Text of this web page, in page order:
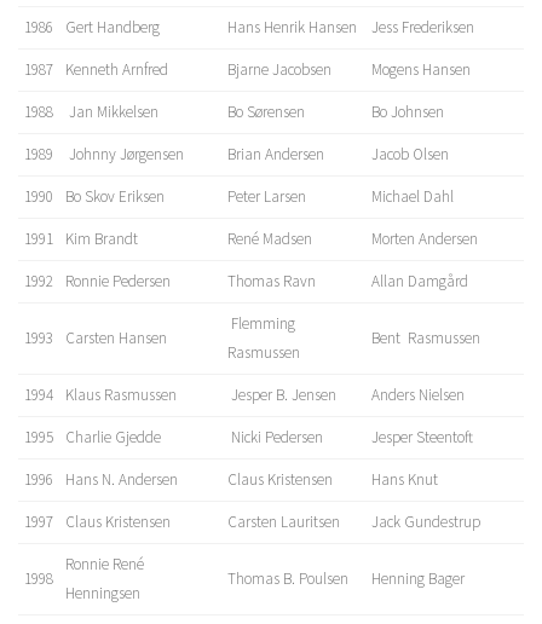
1986 Gert Handberg Hans Henrik Hansen Jess Frederiksen
1987 Kenneth Arnfred Bjarne Jacobsen Mogens Hansen
1988 Jan Mikkelsen Bo Sørensen Bo Johnsen
1989 Johnny Jørgensen Brian Andersen Jacob Olsen
1990 Bo Skov Eriksen Peter Larsen Michael Dahl
1991 Kim Brandt René Madsen Morten Andersen
1992 Ronnie Pedersen Thomas Ravn Allan Damgård
1993 Carsten Hansen
Flemming
Rasmussen
Bent Rasmussen
1994 Klaus Rasmussen Jesper B. Jensen Anders Nielsen
1995 Charlie Gjedde Nicki Pedersen Jesper Steentoft
1996 Hans N. Andersen Claus Kristensen Hans Knut
1997 Claus Kristensen Carsten Lauritsen Jack Gundestrup
1998
Ronnie René
Henningsen
Thomas B. Poulsen Henning Bager